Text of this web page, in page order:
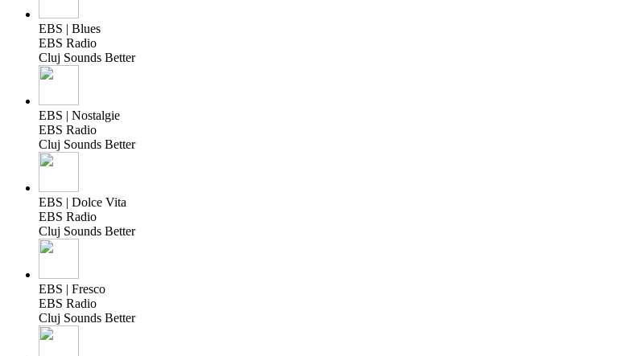
EBS | Blues
EBS Radio
Cluj Sounds Better
EBS | Nostalgie
EBS Radio
Cluj Sounds Better
EBS | Dolce Vita
EBS Radio
Cluj Sounds Better
EBS | Fresco
EBS Radio
Cluj Sounds Better